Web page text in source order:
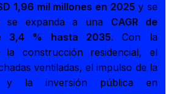
1,96 mil millones en 2025 y se
se expanda a una CAGR de
3,4 % hasta 2035. Con la
la construcción residencial, el
ventiladas, el impulso de la
y la inversión pública en